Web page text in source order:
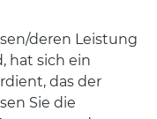
deren Leistung
hat sich ein
das der
Sie die